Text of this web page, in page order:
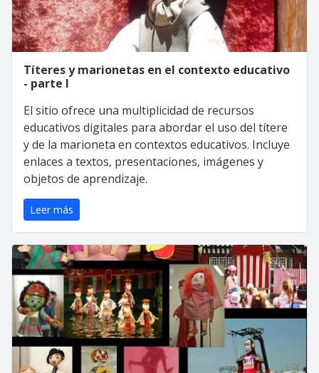
Títeres y marionetas en el contexto educativo
- parte I
El sitio ofrece una multiplicidad de recursos
educativos digitales para abordar el uso del títere
y de la marioneta en contextos educativos. Incluye
enlaces a textos, presentaciones, imágenes y
objetos de aprendizaje.
Leer más